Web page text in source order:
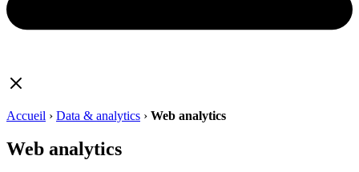
Accueil › Data & analytics › Web analytics
Web analytics